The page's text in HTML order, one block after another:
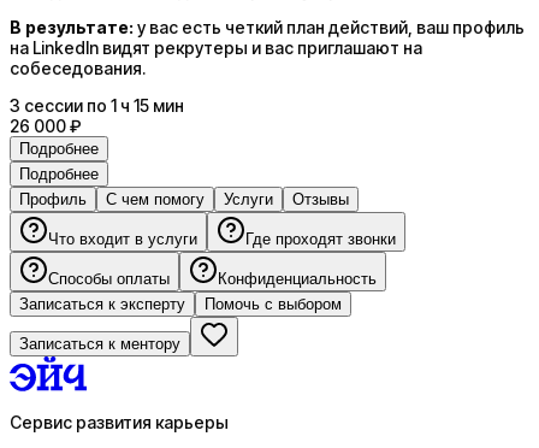
В результате: у вас есть четкий план действий, ваш профиль
на LinkedIn видят рекрутеры и вас приглашают на
собеседования.
3 сессии по 1 ч 15 мин
26 000 ₽
Подробнее
Подробнее
Профиль
С чем помогу Услуги Отзывы
Что входит в услуги Где проходят звонки
Способы оплаты
Конфиденциальность
Записаться к эксперту
Помочь с выбором
Записаться к ментору
Сервис развития карьеры